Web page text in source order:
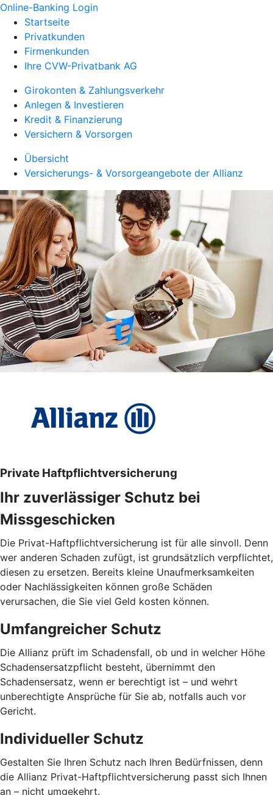
Online-Banking Login
Startseite
Privatkunden
Firmenkunden
Ihre CVW-Privatbank AG
Girokonten & Zahlungsverkehr
Anlegen & Investieren
Kredit & Finanzierung
Versichern & Vorsorgen
Übersicht
Versicherungs- & Vorsorgeangebote der Allianz
Private Haftpflichtversicherung
Ihr zuverlässiger Schutz bei
Missgeschicken
Die Privat-Haftpflichtversicherung ist für alle sinvoll. Denn
wer anderen Schaden zufügt, ist grundsätzlich verpflichtet,
diesen zu ersetzen. Bereits kleine Unaufmerksamkeiten
oder Nachlässigkeiten können große Schäden
verursachen, die Sie viel Geld kosten können.
Umfangreicher Schutz
Die Allianz prüft im Schadensfall, ob und in welcher Höhe
Schadensersatzpflicht besteht, übernimmt den
Schadensersatz, wenn er berechtigt ist – und wehrt
unberechtigte Ansprüche für Sie ab, notfalls auch vor
Gericht.
Individueller Schutz
Gestalten Sie Ihren Schutz nach Ihren Bedürfnissen, denn
die Allianz Privat-Haftpflichtversicherung passt sich Ihnen
an – nicht umgekehrt.